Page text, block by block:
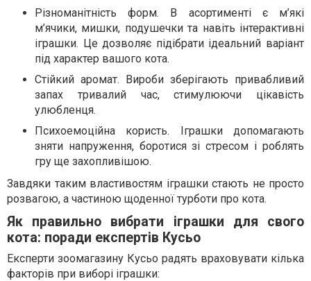
Різноманітність форм. В асортименті є м’які
м’ячики, мишки, подушечки та навіть інтерактивні
іграшки. Це дозволяє підібрати ідеальний варіант
під характер вашого кота.
Стійкий аромат. Вироби зберігають привабливий
запах тривалий час, стимулюючи цікавість
улюбленця.
Психоемоційна користь. Іграшки допомагають
зняти напруження, боротися зі стресом і роблять
гру ще захопливішою.
Завдяки таким властивостям іграшки стають не просто
розвагою, а частиною щоденної турботи про кота.
Як правильно вибрати іграшки для свого
кота: поради експертів Кусьо
Експерти зоомагазину Кусьо радять враховувати кілька
факторів при виборі іграшки: